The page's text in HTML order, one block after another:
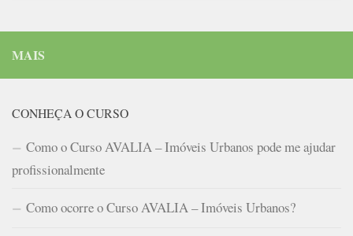
MAIS
CONHEÇA O CURSO
Como o Curso AVALIA – Imóveis Urbanos pode me ajudar
profissionalmente
Como ocorre o Curso AVALIA – Imóveis Urbanos?